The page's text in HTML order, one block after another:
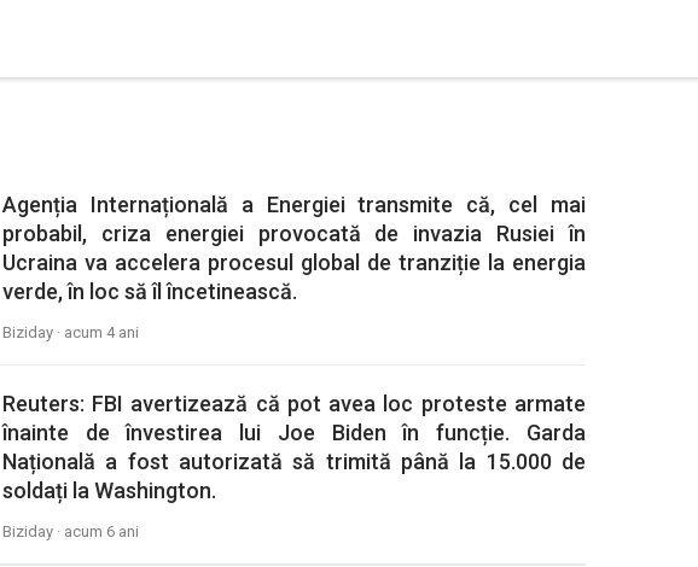
Agenția Internațională a Energiei transmite că, cel mai
probabil, criza energiei provocată de invazia Rusiei în
Ucraina va accelera procesul global de tranziție la energia
verde, în loc să îl încetinească.
Biziday · acum 4 ani
Reuters: FBI avertizează că pot avea loc proteste armate
înainte de învestirea lui Joe Biden în funcție. Garda
Națională a fost autorizată să trimită până la 15.000 de
soldați la Washington.
Biziday · acum 6 ani